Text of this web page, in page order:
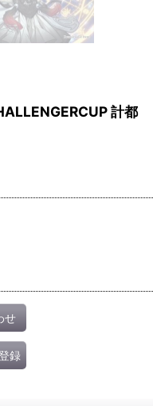
計都
せ
録